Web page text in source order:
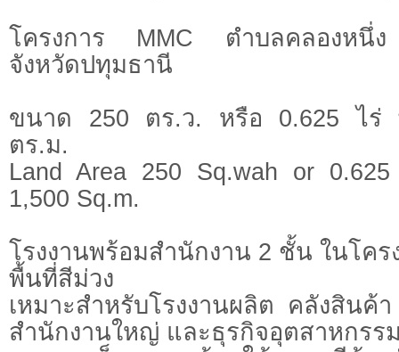
โครงการ MMC ตำบลคลองหนึ่ง
จังหวัดปทุมธานี
ขนาด 250 ตร.ว. หรือ 0.625 ไร่
ตร.ม.
Land Area 250 Sq.wah or
1,500 Sq.m.
โรงงานพร้อมสำนักงาน 2 ชั้น ในโคร
พื้นที่สีม่วง
เหมาะสำหรับโรงงานผลิต คลังสินค้
สำนักงานใหญ่ และธุรกิจอุตสาหกรร